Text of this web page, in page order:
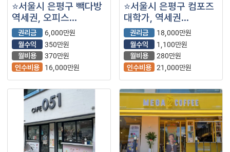
⭐서울시 은평구 빽다방
역세권, 오피스
상권으로 안정적으로
운영 가능한
매장입니다.
권리금
6,000만원
월수익
350만원
월비용
370만원
인수비용
16,000만원
⭐서울시 은평구 컴포즈
대학가, 역세권
좋은자리에서 고매출/
고수익 매장입니다.
권리금
18,000만원
월수익
1,100만원
월비용
280만원
인수비용 21,000만원